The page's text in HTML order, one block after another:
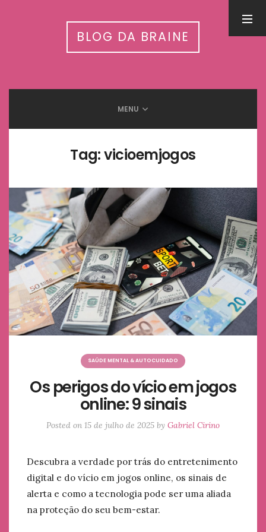
BLOG DA BRAINE
MENU
Tag:vicioemjogos
SAÚDE MENTAL & AUTOCUIDADO
Os perigos do vício em jogos
online: 9 sinais
Posted on 15 de julho de 2025 by Gabriel Cirino
Descubra a verdade por trás do entretenimento
digital e do vício em jogos online, os sinais de
alerta e como a tecnologia pode ser uma aliada
na proteção do seu bem-estar.
Inteligência Artificial nas APAEs: workshop nacional conecta
31 de julho de 2026
Meditação e Cérebro: Descubra os benefícios científicos
12 de setembro de 2025